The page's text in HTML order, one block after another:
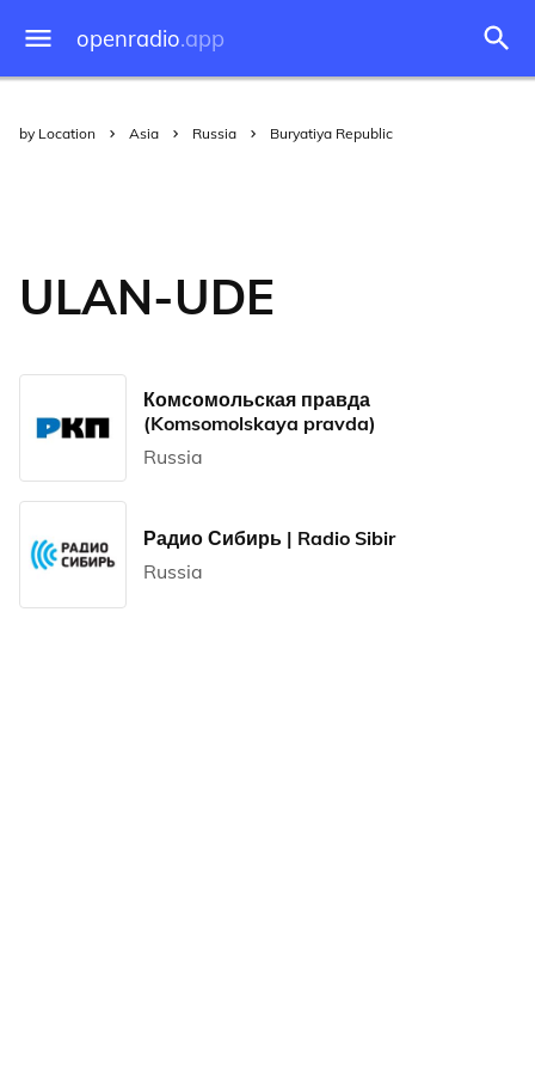
openradio.app
by Location Asia Russia Buryatiya Republic
ULAN-UDE
Комсомольская правда
(Komsomolskaya pravda)
Russia
Радио Сибирь | Radio Sibir
Russia